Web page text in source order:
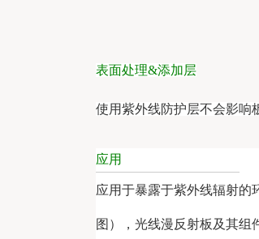
表面处理&添加层
使用紫外线防护层不会影响
应用
应用于暴露于紫外线辐射的
图），光线漫反射板及其组